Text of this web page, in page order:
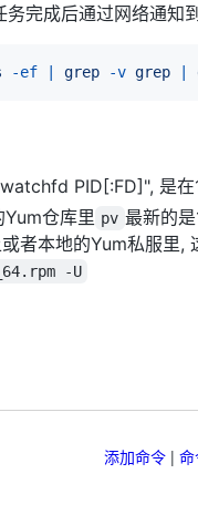
务完成后通过网络通知
-ef grep -v grep
PID[:FD]", 是在
仓库里 pv 最新的
者本地的Yum私服里,
-U
添加命令|